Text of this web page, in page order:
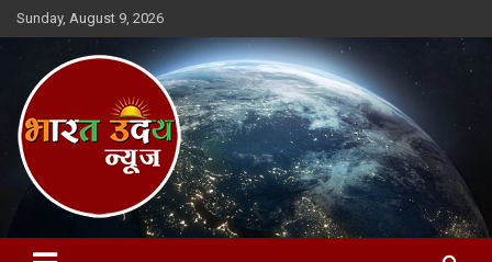
Skip
to
Sunday, August 9, 2026
Bharat Uday News